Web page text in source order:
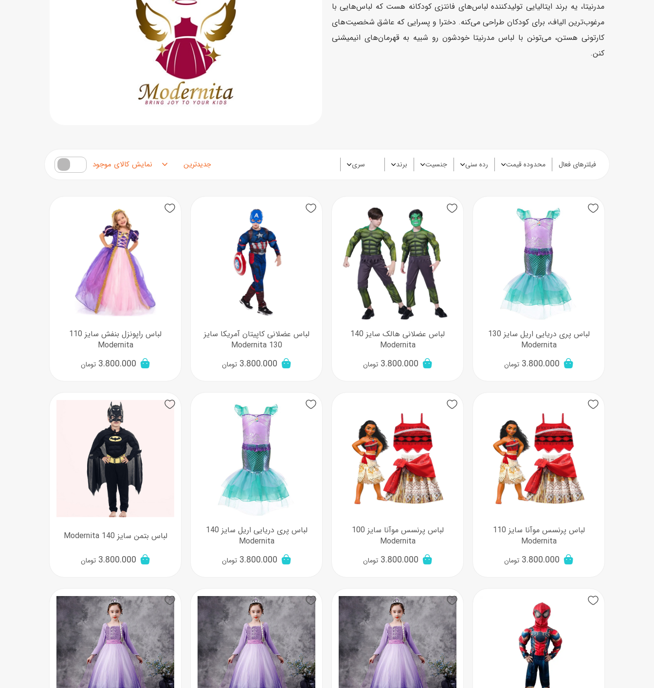
مدرنیتا، یه برند ایتالیایی تولیدکننده لباس‌های فانتزی کودکانه هست که لباس‌هایی با
مرغوب‌ترین الیاف، برای کودکان طراحی می‌کنه. دخترا و پسرایی که عاشق شخصیت‌های
کارتونی هستن، می‌تونن با لباس مدرنیتا خودشون رو شبیه به قهرمان‌های انیمیشنی
کنن.
فیلترهای فعال محدوده قیمت رده سنی جنسیت برند سری مرتب‌سازی محصولات
فقط کالاهای موجود
لباس پری دریایی اریل سایز 130
Modernita
3.800.000 تومان
لباس عضلانی هالک سایز 140
Modernita
3.800.000 تومان
لباس عضلانی کاپیتان آمریکا سایز
130 Modernita
3.800.000 تومان
لباس راپونزل بنفش سایز 110
Modernita
3.800.000 تومان
لباس پرنسس موآنا سایز 110
Modernita
3.800.000 تومان
لباس پرنسس موآنا سایز 100
Modernita
3.800.000 تومان
لباس پری دریایی اریل سایز 140
Modernita
3.800.000 تومان
لباس بتمن سایز 140 Modernita
3.800.000 تومان